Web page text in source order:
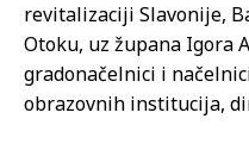
revitalizaciji Slavonije,
Otoku, uz župana Igora
gradonačelnici i
obrazovnih institucija,